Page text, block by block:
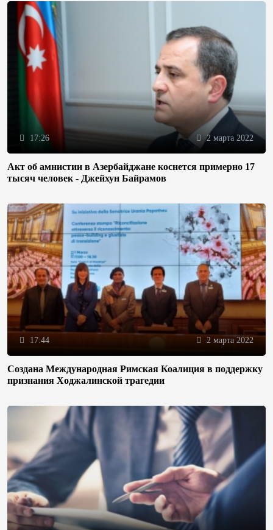
17:26 2 марта 2022
Акт об амнистии в Азербайджане коснется примерно 17
тысяч человек - Джейхун Байрамов
17:44 2 марта 2022
Создана Международная Римская Коалиция в поддержку
признания Ходжалинской трагедии